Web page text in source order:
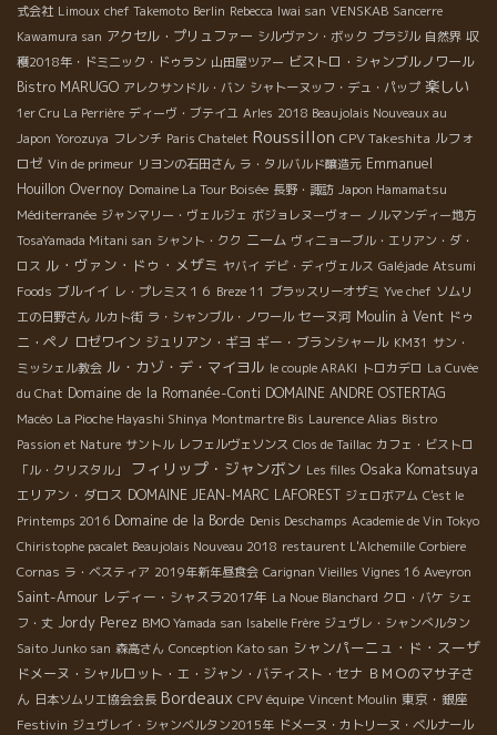
式会社 Limoux chef Takemoto Berlin Rebecca Iwai san VENSKAB Sancerre
Kawamura san アクセル・プリュファー シルヴァン・ボック ブラジル 自然界 収
穫2018年・ドミニック・ドゥラン 山田屋ツアー ビストロ・シャンブルノワール
Bistro MARUGO アレクサンドル・バン シャトーヌッフ・デュ・パップ 楽しい
1er Cru La Perrière ディーヴ・ブテイユ Arles 2018 Beaujolais Nouveaux au
Japon Yorozuya フレンチ Paris Chatelet Roussillon CPV Takeshita ルフォ
ロゼ Vin de primeur リヨンの石田さん ラ・タルバルド醸造元 Emmanuel
Houillon Overnoy Domaine La Tour Boisée 長野・諏訪 Japon Hamamatsu
Méditerranée ジャンマリー・ヴェルジェ ボジョレヌーヴォー ノルマンディー地方
TosaYamada Mitani san シャント・クク ニーム ヴィニョーブル・エリアン・ダ・
ロス ル・ヴァン・ドゥ・メザミ ヤバイ デビ・ディヴェルス Galéjade Atsumi
Foods ブルイイ レ・プレミス１６ Breze 11 ブラッスリーオザミ Yve chef ソムリ
エの日野さん ルカト街 ラ・シャンブル・ノワール セーヌ河 Moulin à Vent ドゥ
ニ・ペノ ロゼワイン ジュリアン・ギヨ ギー・ブランシャール KM31 サン・
ミッシェル教会 ル・カゾ・デ・マイヨル le couple ARAKI トロカデロ La Cuvée
du Chat Domaine de la Romanée-Conti DOMAINE ANDRE OSTERTAG
Macéo La Pioche Hayashi Shinya Montmartre Bis Laurence Alias Bistro
Passion et Nature サントル レフェルヴェソンス Clos de Taillac カフェ・ビストロ
「ル・クリスタル」
フィリップ・ジャンボン Les filles Osaka Komatsuya
エリアン・ダロス DOMAINE JEAN-MARC LAFOREST ジェロボアム C'est le
Printemps 2016 Domaine de la Borde Denis Deschamps Academie de Vin Tokyo
Chiristophe pacalet Beaujolais Nouveau 2018 restaurent L'Alchemille Corbiere
Cornas ラ・ベスティア 2019年新年昼食会 Carignan Vieilles Vignes 16 Aveyron
Saint-Amour レディー・シャスラ2017年 La Noue Blanchard クロ・バケ シェ
フ・丈 Jordy Perez BMO Yamada san Isabelle Frère ジュヴレ・シャンべルタン
Saito Junko san 森高さん Conception Kato san シャンパーニュ・ド・スーザ
ドメーヌ・シャルロット・エ・ジャン・バティスト・セナ ＢＭＯのマサ子さ
ん 日本ソムリエ協会会長 Bordeaux CPV équipe Vincent Moulin 東京・銀座
Festivin ジュヴレイ・シャンベルタン2015年 ドメーヌ・カトリーヌ・ベルナール